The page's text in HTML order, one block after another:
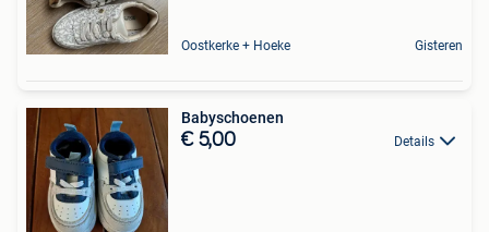
Oostkerke + Hoeke Gisteren
Babyschoenen
€ 5,00 Details